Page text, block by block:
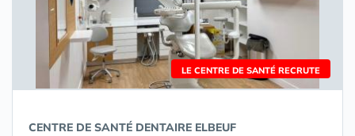
LE CENTRE DE SANTÉ RECRUTE
CENTRE DE SANTÉ DENTAIRE ELBEUF